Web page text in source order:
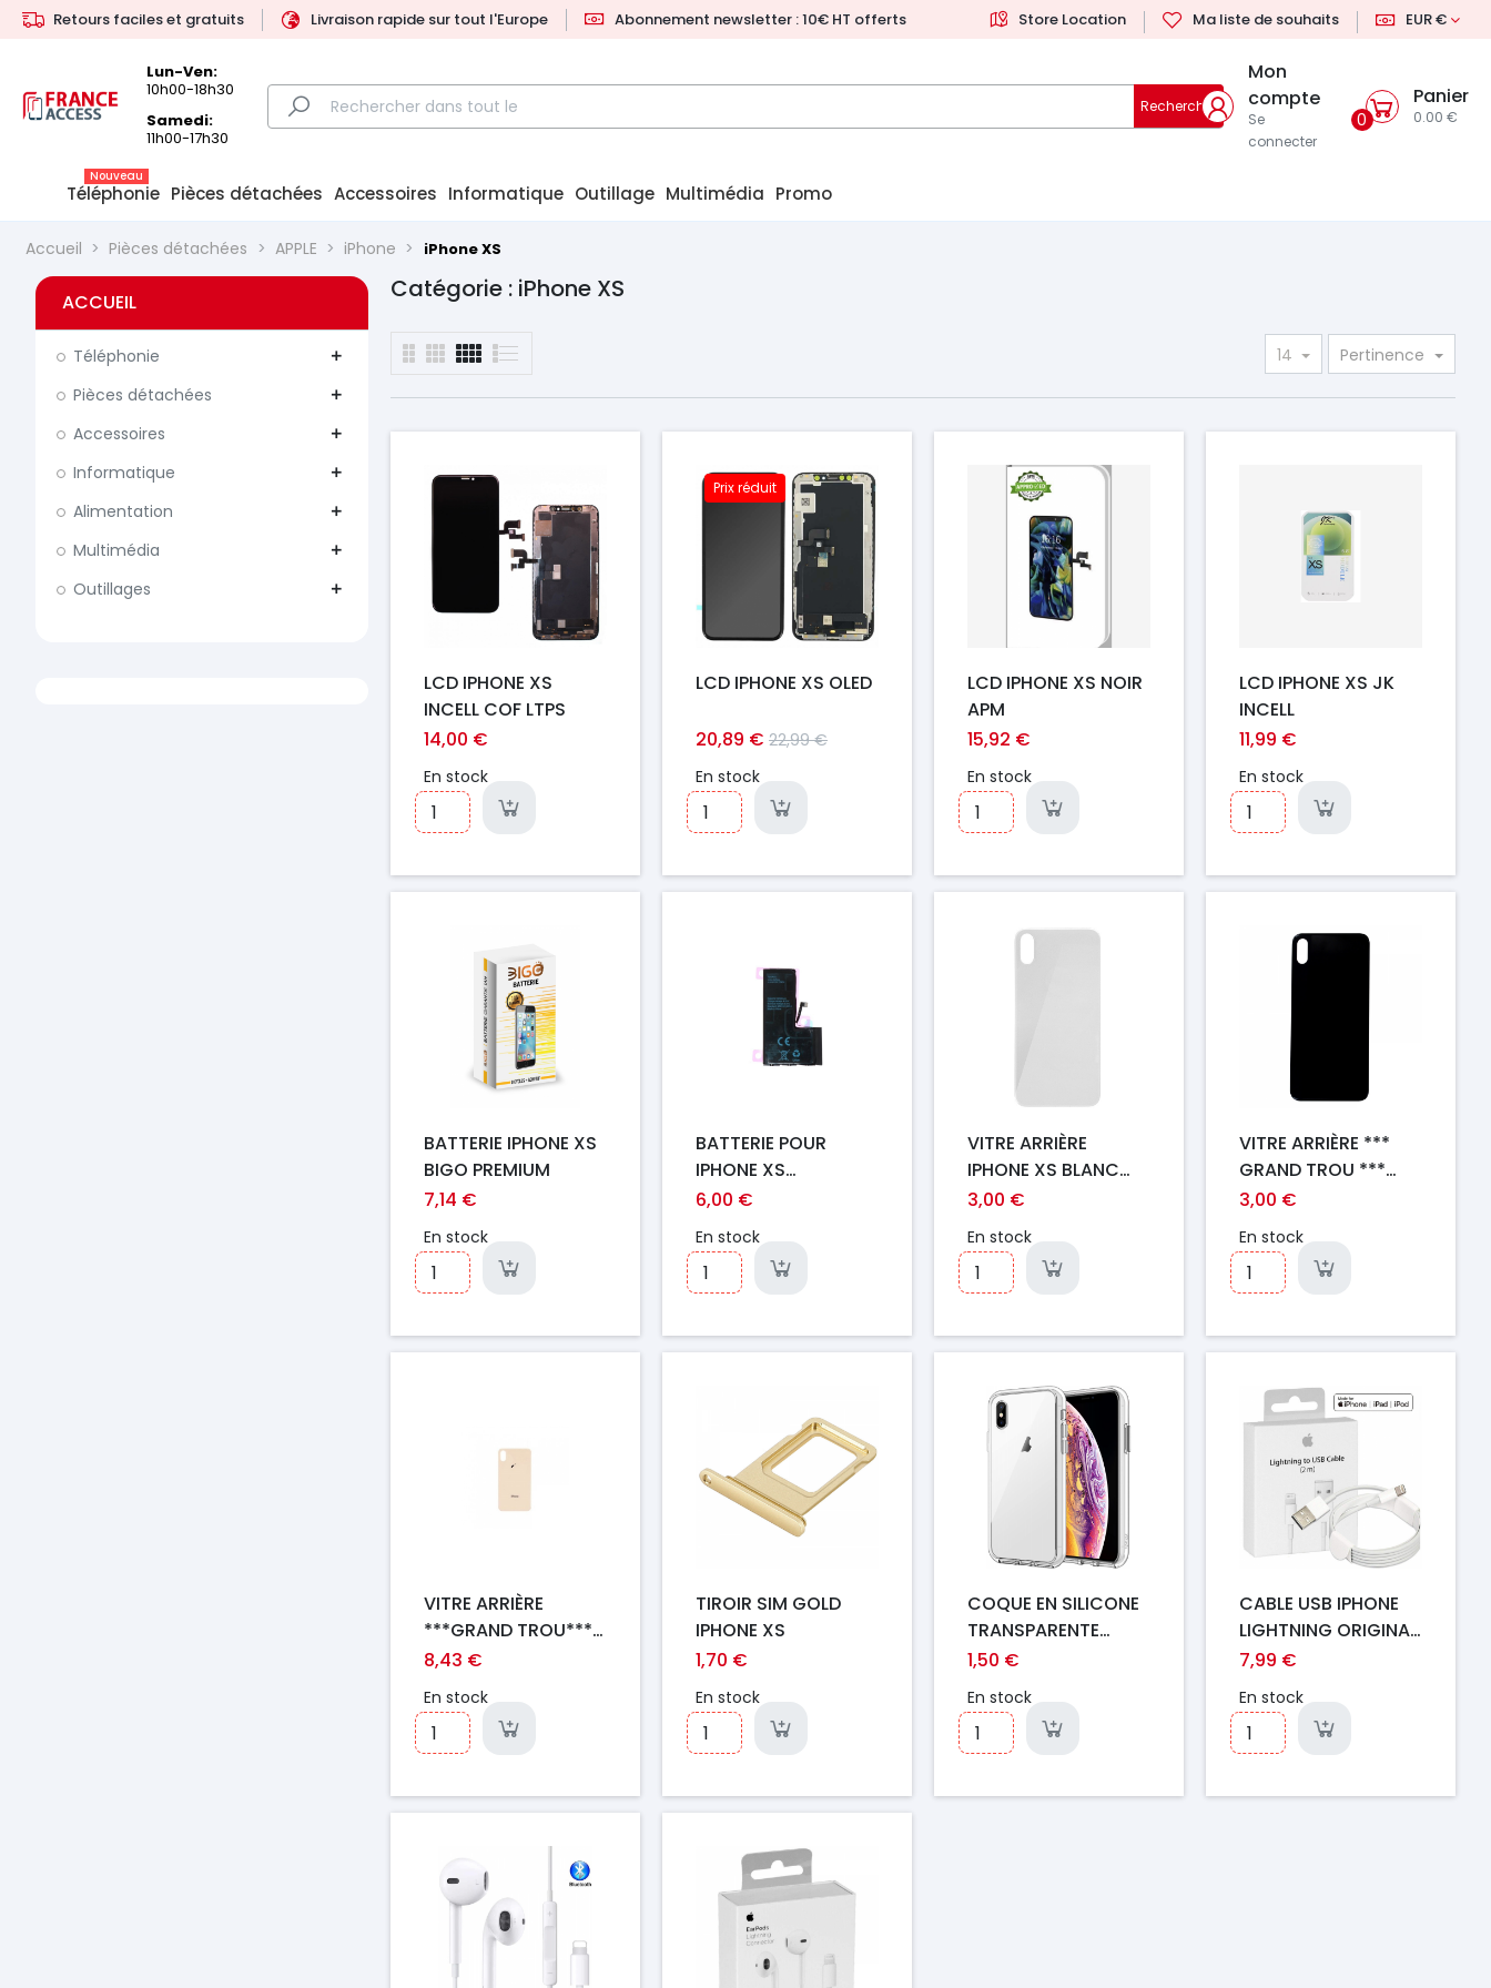
Retours faciles et gratuits Livraison rapide sur tout l'Europe Abonnement newsletter : 10€ HT offerts Store Location Ma liste de souhaits EUR €
Lun-Ven:
10h00-18h30
Samedi:
11h00-17h30
Rechercher
Mon
compte
Se
connecter
0
Panier
0.00 €
Téléphonie
Nouveau
Pièces détachées Accessoires Informatique Outillage Multimédia Promo
Accueil Pièces détachées APPLE iPhone iPhone XS
ACCUEIL
Téléphonie add
Pièces détachées add
Accessoires add
Informatique add
Alimentation add
Multimédia add
Outillages add
Catégorie : iPhone XS
14 Pertinence
Prix
LCD IPHONE XS
INCELL COF LTPS
14,00 €
En stock
Prix réduit
LCD IPHONE XS OLED
20,89 € 22,99 €
En stock
LCD IPHONE XS NOIR
APM
15,92 €
En stock
LCD IPHONE XS JK
INCELL
11,99 €
En stock
BATTERIE IPHONE XS
BIGO PREMIUM
7,14 €
En stock
BATTERIE POUR
IPHONE XS
(STANDARD)
6,00 €
En stock
VITRE ARRIÈRE
IPHONE XS BLANC
***GRAND TROU***
3,00 €
En stock
VITRE ARRIÈRE ***
GRAND TROU ***
IPHONE XS NOIR
3,00 €
En stock
VITRE ARRIÈRE
***GRAND TROU***
IPHONE XS GOLD
8,43 €
En stock
TIROIR SIM GOLD
IPHONE XS
1,70 €
En stock
Prix
COQUE EN SILICONE
TRANSPARENTE
IPHONE X/XS
1,50 €
En stock
Prix
CABLE USB IPHONE
LIGHTNING ORIGINAL
APPLE 2M
7,99 €
En stock